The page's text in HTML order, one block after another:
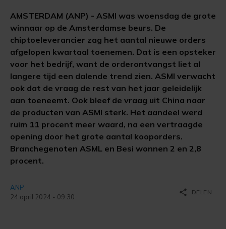
AMSTERDAM (ANP) - ASMI was woensdag de grote
winnaar op de Amsterdamse beurs. De
chiptoeleverancier zag het aantal nieuwe orders
afgelopen kwartaal toenemen. Dat is een opsteker
voor het bedrijf, want de orderontvangst liet al
langere tijd een dalende trend zien. ASMI verwacht
ook dat de vraag de rest van het jaar geleidelijk
aan toeneemt. Ook bleef de vraag uit China naar
de producten van ASMI sterk. Het aandeel werd
ruim 11 procent meer waard, na een vertraagde
opening door het grote aantal kooporders.
Branchegenoten ASML en Besi wonnen 2 en 2,8
procent.
ANP
24 april 2024 - 09:30
share DELEN